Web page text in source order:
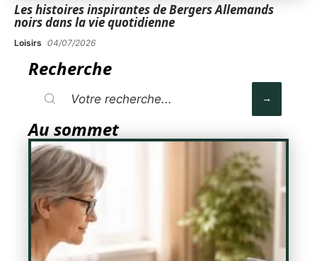
Les histoires inspirantes de Bergers Allemands
noirs dans la vie quotidienne
Loisirs 04/07/2026
Recherche
Au sommet